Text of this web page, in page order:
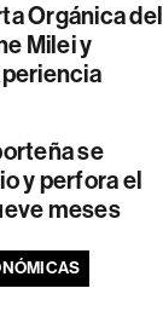
Orgánica del
Milei y
se
y perfora el
meses